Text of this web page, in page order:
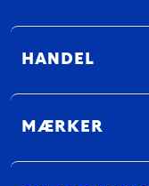
HANDEL
MÆRKER